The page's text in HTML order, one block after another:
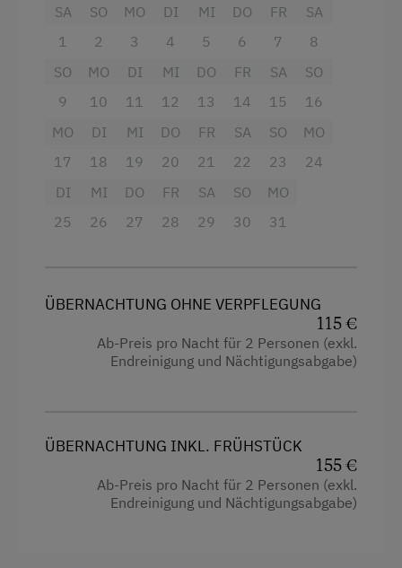
Ferienwohnung ebenerdig
Kaffeemaschine
Mikrowelle
Terrasse
Verpflegung
Ohne Verpflegung
Kaffeemaschine
Heizung
Toilette
Küchenausstattung
Kühlschrank
Ausziehcouch
SA
1
SO
2
MO
3
DI
4
MI
5
DO
6
FR
7
SA
8
SO
9
MO
10
DI
11
MI
12
DO
13
FR
14
SA
15
SO
16
MO
17
DI
18
MI
19
DO
20
FR
21
SA
22
SO
23
MO
24
DI
25
MI
26
DO
27
FR
28
SA
29
SO
30
MO
31
ÜBERNACHTUNG OHNE VERPFLEGUNG
115 €
Ab-Preis pro Nacht für 2 Personen (exkl.
Endreinigung und Nächtigungsabgabe)
ÜBERNACHTUNG INKL. FRÜHSTÜCK
155 €
Ab-Preis pro Nacht für 2 Personen (exkl.
Endreinigung und Nächtigungsabgabe)